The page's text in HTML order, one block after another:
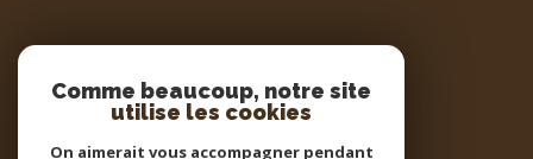
PROPRIÉTAIRE
Se connecter
Comme beaucoup, notre site
utilise les cookies
On aimerait vous accompagner pendant